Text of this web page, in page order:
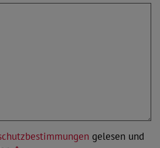
gelesen und